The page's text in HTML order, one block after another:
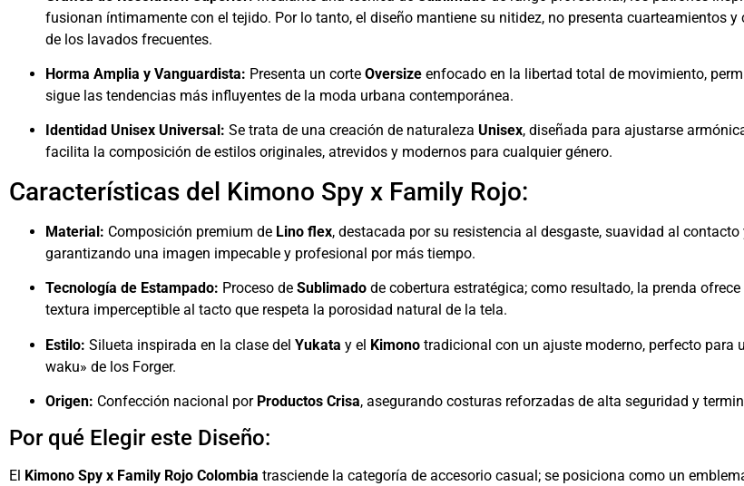
fusionan íntimamente con el tejido. Por lo tanto, el diseño mantiene su nitidez, no presenta cuarteamientos
de los lavados frecuentes.
Horma Amplia y Vanguardista: Presenta un corte Oversize enfocado en la libertad total de movimiento,
sigue las tendencias más influyentes de la moda urbana contemporánea.
Identidad Unisex Universal: Se trata de una creación de naturaleza Unisex, diseñada para ajustarse
facilita la composición de estilos originales, atrevidos y modernos para cualquier género.
Características del Kimono Spy x Family Rojo:
Material: Composición premium de Lino flex, destacada por su resistencia al desgaste, suavidad al
garantizando una imagen impecable y profesional por más tiempo.
Tecnología de Estampado: Proceso de Sublimado de cobertura estratégica; como resultado, la prenda
textura imperceptible al tacto que respeta la porosidad natural de la tela.
Estilo: Silueta inspirada en la clase del Yukata y el Kimono tradicional con un ajuste moderno, perfecto para
waku» de los Forger.
Origen: Confección nacional por Productos Crisa, asegurando costuras reforzadas de alta seguridad y
Por qué Elegir este Diseño:
El Kimono Spy x Family Rojo Colombia trasciende la categoría de accesorio casual; se posiciona como un